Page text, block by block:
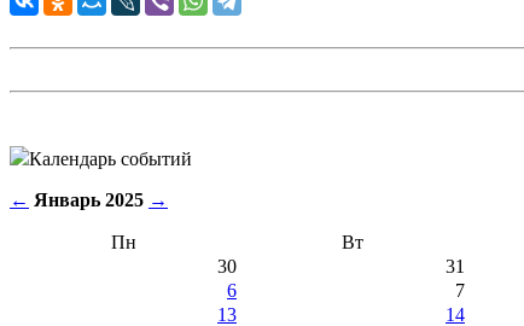
Календарь событий
← Январь 2025 →
Пн Вт
30
31
6
7
13
14